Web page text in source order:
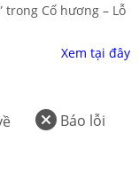
trong Cố hương – Lỗ
Xem tại đây
Báo lỗi